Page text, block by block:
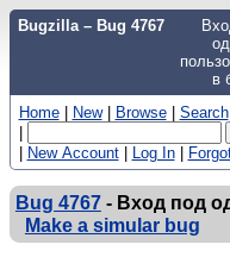
Bugzilla – Bug 4767
в
Home | New | Browse | Search
|
| New Account | Log In |
Bug 4767 - Вход под
Make a simular bug